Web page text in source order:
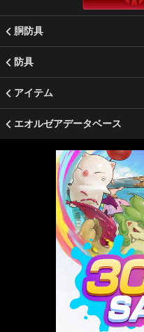
胴防具
防具
アイテム
エオルゼアデータベース